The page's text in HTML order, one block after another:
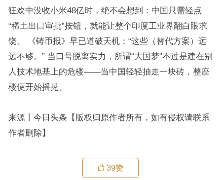
狂欢中没收小米48亿时，绝不会想到：中国只需轻点
“稀土出口审批”按钮，就能让整个印度工业界翻白眼求
饶。 《铸币报》早已道破天机：“这些（替代方案）远
远不够。” 当口号脱离实力，所谓“大国梦”不过是建在别
人技术地基上的危楼——当中国轻轻抽走一块砖，整座
楼便开始摇晃。
来源丨今日头条【版权归原作者所有，如有侵权请联系
作者删除】
39赞